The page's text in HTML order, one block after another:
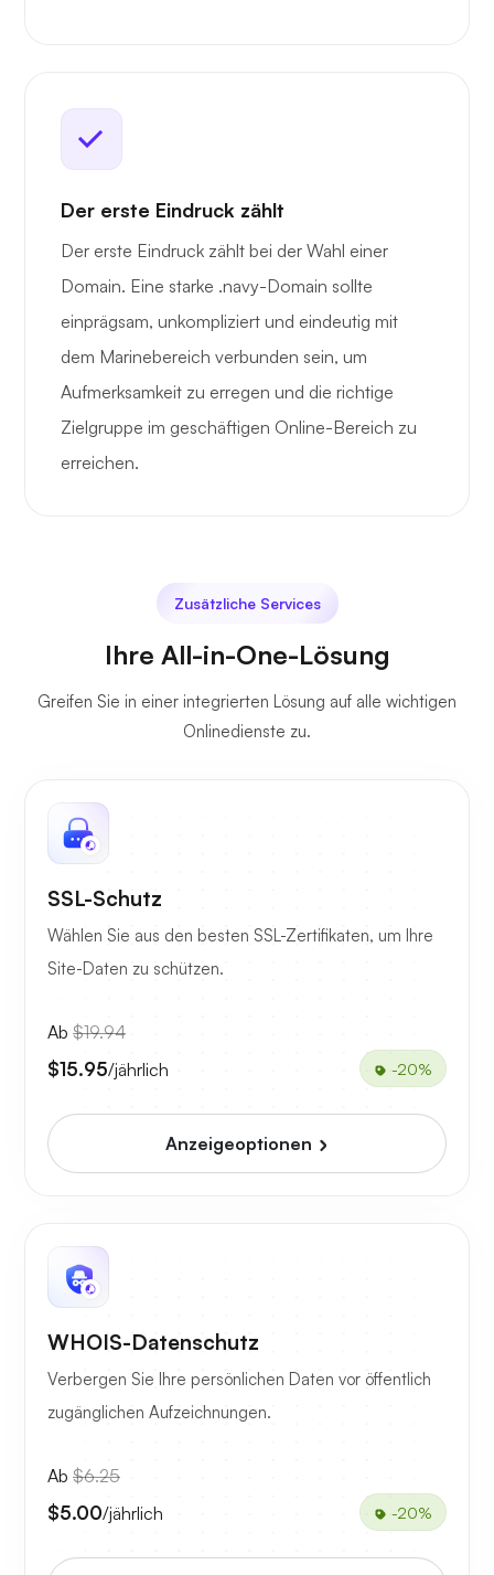
Der erste Eindruck zählt
Der erste Eindruck zählt bei der Wahl einer
Domain. Eine starke .navy-Domain sollte
einprägsam, unkompliziert und eindeutig mit
dem Marinebereich verbunden sein, um
Aufmerksamkeit zu erregen und die richtige
Zielgruppe im geschäftigen Online-Bereich zu
erreichen.
Zusätzliche Services
Ihre All-in-One-Lösung
Greifen Sie in einer integrierten Lösung auf alle wichtigen
Onlinedienste zu.
SSL-Schutz
Wählen Sie aus den besten SSL-Zertifikaten, um Ihre
Site-Daten zu schützen.
Ab $19.94
$15.95/jährlich -20%
Anzeigeoptionen
WHOIS-Datenschutz
Verbergen Sie Ihre persönlichen Daten vor öffentlich
zugänglichen Aufzeichnungen.
Ab $6.25
$5.00/jährlich -20%